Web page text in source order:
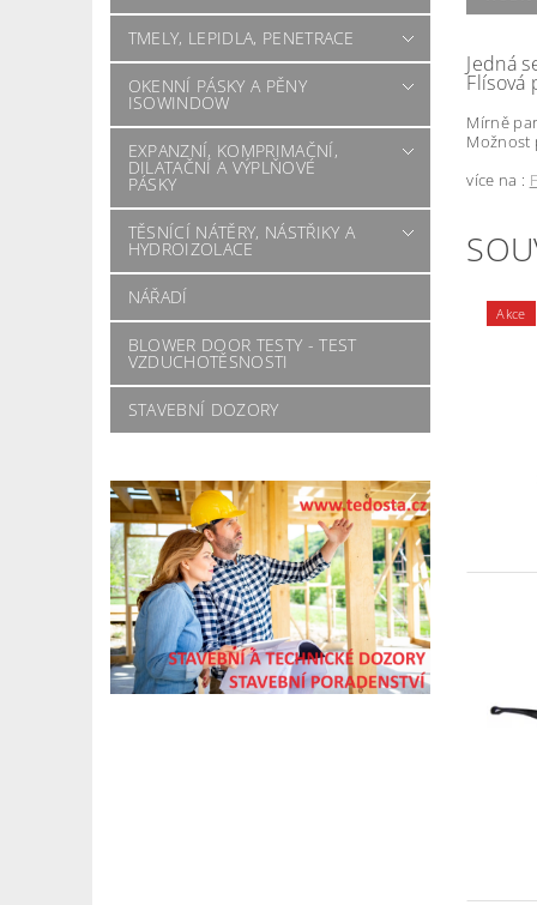
TMELY, LEPIDLA, PENETRACE
OKENNÍ PÁSKY A PĚNY
ISOWINDOW
EXPANZNÍ, KOMPRIMAČNÍ,
DILATAČNÍ A VÝPLŇOVÉ
PÁSKY
TĚSNÍCÍ NÁTĚRY, NÁSTŘIKY A
HYDROIZOLACE
NÁŘADÍ
BLOWER DOOR TESTY - TEST
VZDUCHOTĚSNOSTI
STAVEBNÍ DOZORY
Jedná
Flísová
Mírně
Možnost
více na :
Akce